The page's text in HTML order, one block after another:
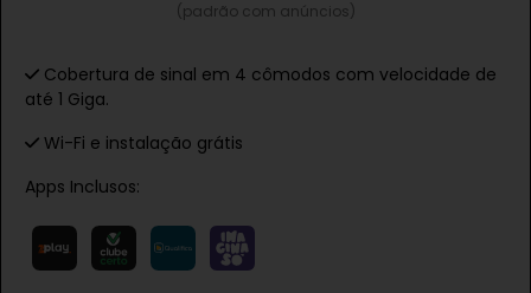
(padrão com anúncios)
Cobertura de sinal em 4 cômodos com velocidade de
até 1 Giga.
Wi-Fi e instalação grátis
Apps Inclusos: